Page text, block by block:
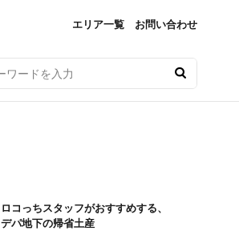
エリア一覧 お問い合わせ
ロコっちスタッフがおすすめする、
デパ地下の帰省土産